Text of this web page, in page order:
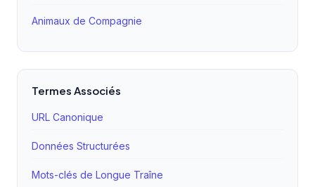
Animaux de Compagnie
Termes Associés
URL Canonique
Données Structurées
Mots-clés de Longue Traîne